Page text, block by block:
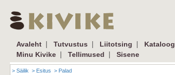
Avaleht | Tutvustus | Liitotsing | Kataloog
Minu Kivike | Tellimused | Sisene
> Säilik > Esitus > Palad